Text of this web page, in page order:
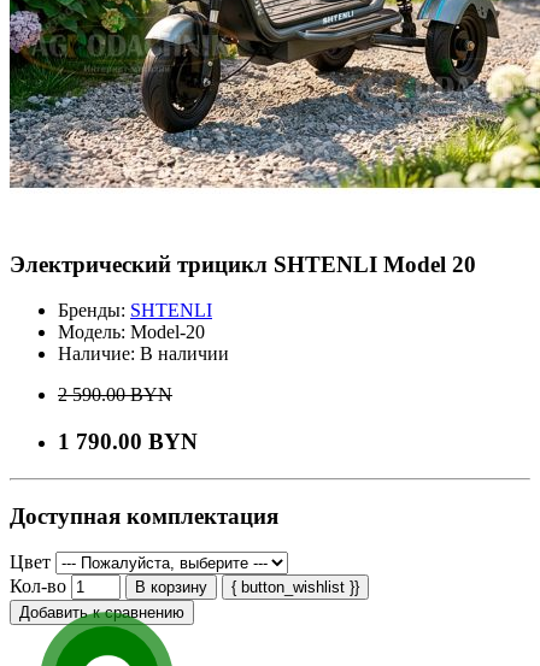
Электрический трицикл SHTENLI Model 20
Бренды: SHTENLI
Модель: Model-20
Наличие: В наличии
2 590.00 BYN
1 790.00 BYN
Доступная комплектация
Цвет
Кол-во
В корзину
{ button_wishlist }}
Добавить к сравнению